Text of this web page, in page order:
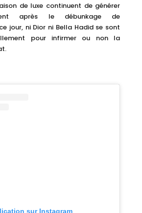
de luxe continuent de générer
après le débunkage de
jour, ni Dior ni Bella Hadid se sont
pour infirmer ou non la
sur Instagram